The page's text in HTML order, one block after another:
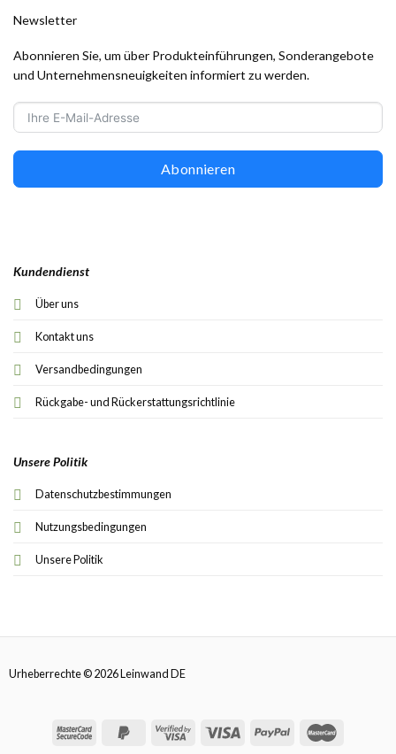
Kundendienst
Über uns
Kontakt uns
Versandbedingungen
Rückgabe- und Rückerstattungsrichtlinie
Unsere Politik
Datenschutzbestimmungen
Nutzungsbedingungen
Unsere Politik
Newsletter
Abonnieren Sie, um über Produkteinführungen, Sonderangebote
und Unternehmensneuigkeiten informiert zu werden.
Abonnieren
Urheberrechte © 2026 Leinwand DE